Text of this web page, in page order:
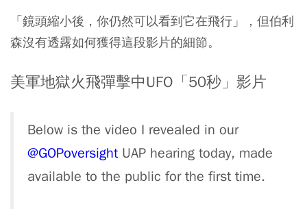
「鏡頭縮小後，你仍然可以看到它在飛行」，但伯利
森沒有透露如何獲得這段影片的細節。
美軍地獄火飛彈擊中UFO「50秒」影片
Below is the video I revealed in our
@GOPoversightUAP hearing today, made
available to the public for the first time.